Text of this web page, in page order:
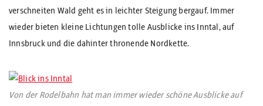
verschneiten Wald geht es in leichter Steigung bergauf. Immer
wieder bieten kleine Lichtungen tolle Ausblicke ins Inntal, auf
Innsbruck und die dahinter thronende Nordkette.
Von der Rodelbahn hat man immer wieder schöne Ausblicke auf